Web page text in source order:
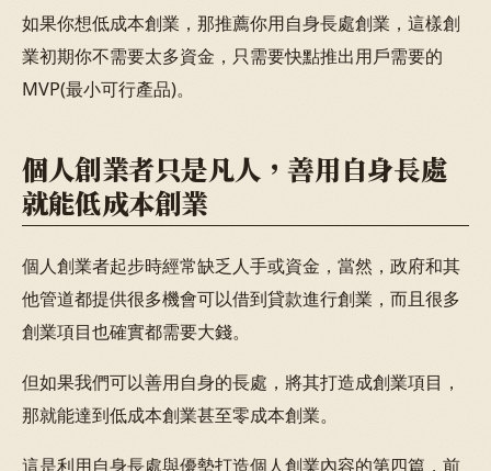
如果你想低成本創業，那推薦你用自身長處創業，這樣創
業初期你不需要太多資金，只需要快點推出用戶需要的
MVP(最小可行產品)。
個人創業者只是凡人，善用自身長處
就能低成本創業
個人創業者起步時經常缺乏人手或資金，當然，政府和其
他管道都提供很多機會可以借到貸款進行創業，而且很多
創業項目也確實都需要大錢。
但如果我們可以善用自身的長處，將其打造成創業項目，
那就能達到低成本創業甚至零成本創業。
這是利用自身長處與優勢打造個人創業內容的第四篇，前